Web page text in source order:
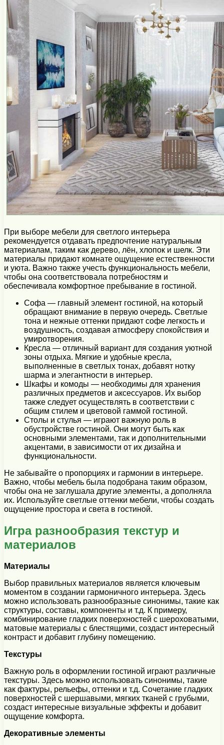
При выборе мебели для светлого интерьера
рекомендуется отдавать предпочтение натуральным
материалам, таким как дерево, лён, хлопок и шелк. Эти
материалы придают комнате ощущение естественности
и уюта. Важно также учесть функциональность мебели,
чтобы она соответствовала потребностям и
обеспечивала комфортное пребывание в гостиной.
Софа — главный элемент гостиной, на который
обращают внимание в первую очередь. Светлые
тона и нежные оттенки придают софе легкость и
воздушность, создавая атмосферу спокойствия и
умиротворения.
Кресла — отличный вариант для создания уютной
зоны отдыха. Мягкие и удобные кресла,
выполненные в светлых тонах, добавят нотку
шарма и элегантности в интерьер.
Шкафы и комоды — необходимы для хранения
различных предметов и аксессуаров. Их выбор
также следует осуществлять в соответствии с
общим стилем и цветовой гаммой гостиной.
Столы и стулья — играют важную роль в
обустройстве гостиной. Они могут быть как
основными элементами, так и дополнительными
акцентами, в зависимости от их дизайна и
функциональности.
Не забывайте о пропорциях и гармонии в интерьере.
Важно, чтобы мебель была подобрана таким образом,
чтобы она не заглушала другие элементы, а дополняла
их. Используйте светлые оттенки мебели, чтобы создать
ощущение простора и света в гостиной.
Игра разнообразия текстур и
материалов
Материалы
Выбор правильных материалов является ключевым
моментом в создании гармоничного интерьера. Здесь
можно использовать разнообразные синонимы, такие как
структуры, составы, компоненты и т.д. К примеру,
комбинирование гладких поверхностей с шероховатыми,
матовые материалы с блестящими, создаст интересный
контраст и добавит глубину помещению.
Текстуры
Важную роль в оформлении гостиной играют различные
текстуры. Здесь можно использовать синонимы, такие
как фактуры, рельефы, оттенки и т.д. Сочетание гладких
поверхностей с шершавыми, мягких тканей с грубыми,
создаст интересные визуальные эффекты и добавит
ощущение комфорта.
Декоративные элементы